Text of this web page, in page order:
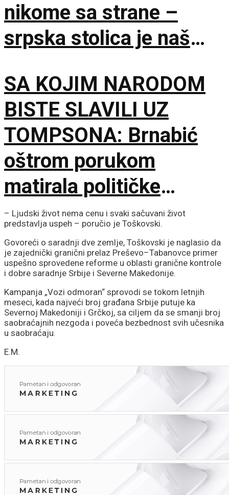
nikome sa strane –
srpska stolica je naš
SA KOJIM NARODOM
BISTE SLAVILI UZ
TOMPSONA: Brnabić
oštrom porukom
matirala političke
protivnike
– Ljudski život nema cenu i svaki sačuvani život
predstavlja uspeh – poručio je Toškovski.
Govoreći o saradnji dve zemlje, Toškovski je naglasio da
je zajednički granični prelaz Preševo–Tabanovce primer
uspešno sprovedene reforme u oblasti granične kontrole
i dobre saradnje Srbije i Severne Makedonije.
Kampanja „Vozi odmoran“ sprovodi se tokom letnjih
meseci, kada najveći broj građana Srbije putuje ka
Severnoj Makedoniji i Grčkoj, sa ciljem da se smanji broj
saobraćajnih nezgoda i poveća bezbednost svih učesnika
u saobraćaju.
E.M.